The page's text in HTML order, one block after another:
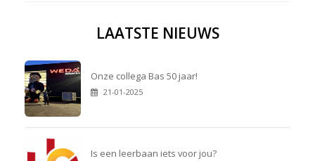
LAATSTE NIEUWS
Onze collega Bas 50 jaar!
21-01-2025
Is een leerbaan iets voor jou?